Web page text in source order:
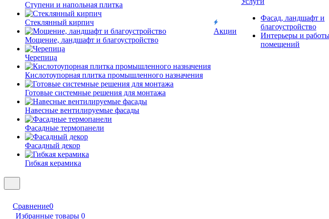
Ступени и напольная плитка
Cтеклянный кирпич
Мощение, ландшафт и благоустройство
Черепица
Кислотоупорная плитка промышленного назначения
Готовые системные решения для монтажа
Навесные вентилируемые фасады
Фасадные термопанели
Фасадный декор
Гибкая керамика
Акции
Фасад, ландшафт и
благоустройство
Интерьеры и
помещений
Сравнение0
Избранные товары 0